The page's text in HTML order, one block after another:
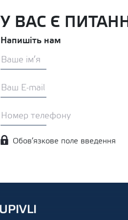
У ВАС Є
Напишіть нам
Обов’язкове поле введення